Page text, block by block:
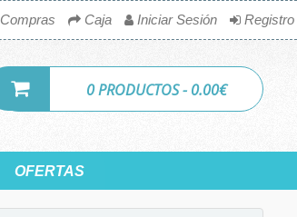
Caja Iniciar Sesión Registro
0 PRODUCTOS - 0.00€
OFERTAS